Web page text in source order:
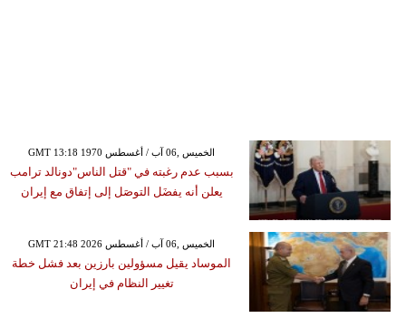
GMT 13:18 1970 الخميس ,06 آب / أغسطس
بسبب عدم رغبته في "قتل الناس"دونالد ترامب
يعلن أنه يفضَل التوصَل إلى إتفاق مع إيران
GMT 21:48 2026 الخميس ,06 آب / أغسطس
الموساد يقيل مسؤولين بارزين بعد فشل خطة
تغيير النظام في إيران